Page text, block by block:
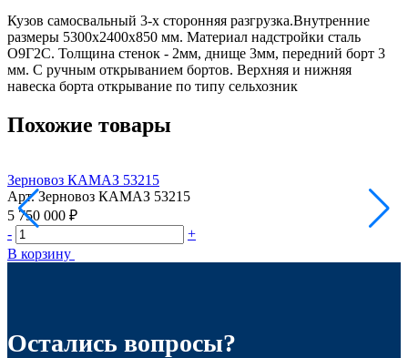
Кузов самосвальный 3-х сторонняя разгрузка.Внутренние
размеры 5300х2400х850 мм. Материал надстройки сталь
О9Г2С. Толщина стенок - 2мм, днище 3мм, передний борт 3
мм. С ручным открыванием бортов. Верхняя и нижняя
навеска борта открывание по типу сельхозник
Похожие товары
Зерновоз КАМАЗ 53215
Арт. Зерновоз КАМАЗ 53215
5 750 000 ₽
-
+
В корзину
Остались вопросы?